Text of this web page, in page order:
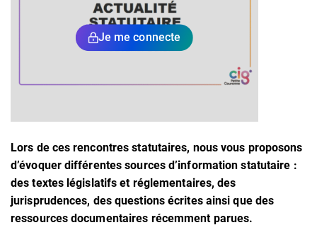
Je me connecte
Lors de ces rencontres statutaires, nous vous proposons
d’évoquer différentes sources d’information statutaire :
des textes législatifs et réglementaires, des
jurisprudences, des questions écrites ainsi que des
ressources documentaires récemment parues.